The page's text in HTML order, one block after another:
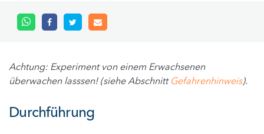
Achtung: Experiment von einem Erwachsenen
überwachen lasssen! (siehe AbschnittGefahrenhinweis).
Durchführung